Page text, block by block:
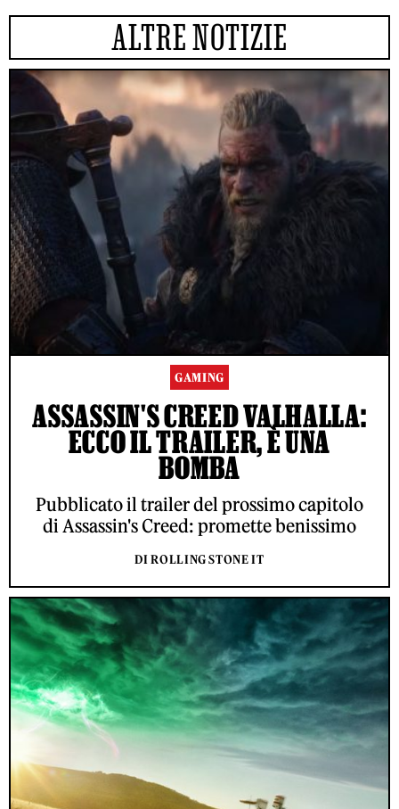
ALTRE NOTIZIE
GAMING
ASSASSIN'S CREED VALHALLA:
ECCO IL TRAILER, È UNA
BOMBA
Pubblicato il trailer del prossimo capitolo
di Assassin's Creed: promette benissimo
DI ROLLING STONE IT